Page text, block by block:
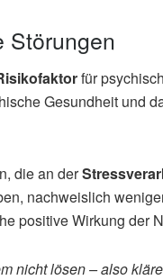
Störungen
für
Gesundheit und
die an der
nachweislich
positive Wirkung der
nicht lösen – also